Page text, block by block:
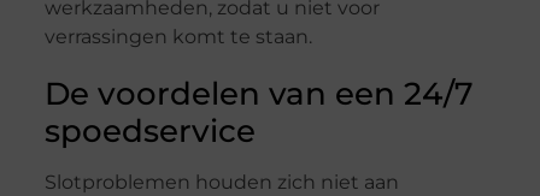
werkzaamheden, zodat u niet voor
verrassingen komt te staan.
De voordelen van een 24/7
spoedservice
Slotproblemen houden zich niet aan